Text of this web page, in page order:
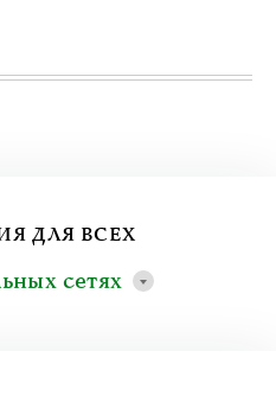
ДЛЯ ВСЕХ
сетях